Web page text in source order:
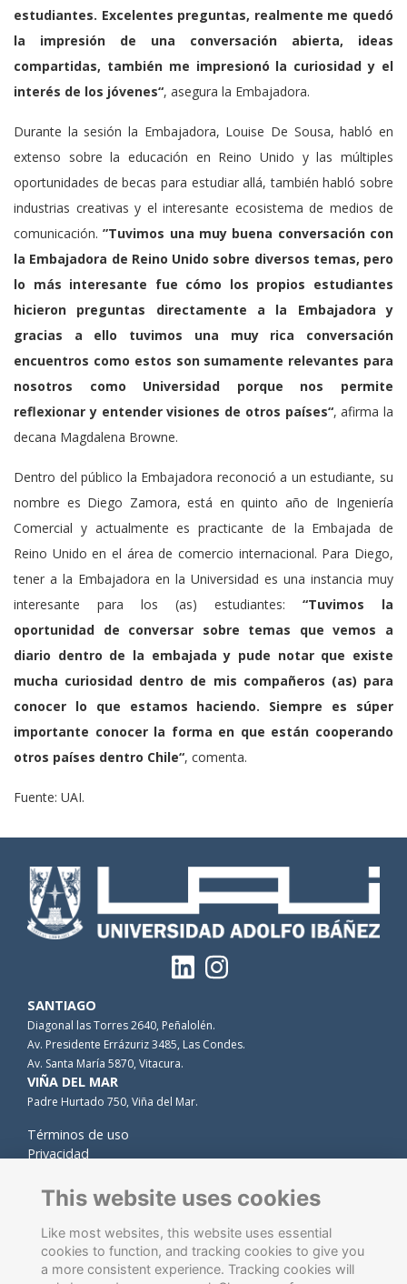
estudiantes. Excelentes preguntas, realmente me quedó
la impresión de una conversación abierta, ideas
compartidas, también me impresionó la curiosidad y el
interés de los jóvenes“, asegura la Embajadora.
Durante la sesión la Embajadora, Louise De Sousa, habló en
extenso sobre la educación en Reino Unido y las múltiples
oportunidades de becas para estudiar allá, también habló sobre
industrias creativas y el interesante ecosistema de medios de
comunicación.”Tuvimos una muy buena conversación con
la Embajadora de Reino Unido sobre diversos temas, pero
lo más interesante fue cómo los propios estudiantes
hicieron preguntas directamente a la Embajadora y
gracias a ello tuvimos una muy rica conversación
encuentros como estos son sumamente relevantes para
nosotros como Universidad porque nos permite
reflexionar y entender visiones de otros países“, afirma la
decana Magdalena Browne.
Dentro del público la Embajadora reconoció a un estudiante, su
nombre es Diego Zamora, está en quinto año de Ingeniería
Comercial y actualmente es practicante de la Embajada de
Reino Unido en el área de comercio internacional. Para Diego,
tener a la Embajadora en la Universidad es una instancia muy
interesante para los (as) estudiantes: “Tuvimos la
oportunidad de conversar sobre temas que vemos a
diario dentro de la embajada y pude notar que existe
mucha curiosidad dentro de mis compañeros (as) para
conocer lo que estamos haciendo. Siempre es súper
importante conocer la forma en que están cooperando
otros países dentro Chile“, comenta.
Fuente: UAI.
SANTIAGO
Diagonal las Torres 2640, Peñalolén.
Av. Presidente Errázuriz 3485, Las Condes.
Av. Santa María 5870, Vitacura.
VIÑA DEL MAR
Padre Hurtado 750, Viña del Mar.
Términos de uso
Privacidad
Contacto
This website uses cookies
Like most websites, this website uses essential
cookies to function, and tracking cookies to give you
a more consistent experience. Tracking cookies will